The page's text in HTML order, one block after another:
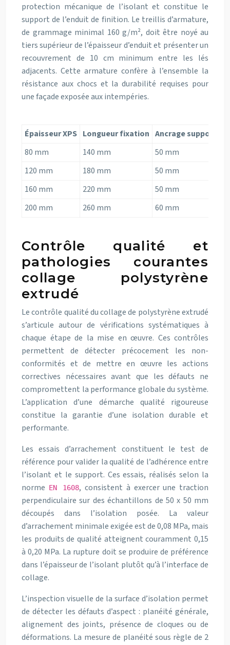
protection mécanique de l’isolant et constitue le
support de l’enduit de finition. Le treillis d’armature,
de grammage minimal 160 g/m², doit être noyé au
tiers supérieur de l’épaisseur d’enduit et présenter un
recouvrement de 10 cm minimum entre les lés
adjacents. Cette armature confère à l’ensemble la
résistance aux chocs et la durabilité requises pour
une façade exposée aux intempéries.
Épaisseur XPS Longueur fixation Ancrage support
80 mm
140 mm 50 mm
120 mm
180 mm 50 mm
160 mm
220 mm 50 mm
200 mm
260 mm 60 mm
Contrôle qualité et
pathologies courantes
collage polystyrène
extrudé
Le contrôle qualité du collage de polystyrène extrudé
s’articule autour de vérifications systématiques à
chaque étape de la mise en œuvre. Ces contrôles
permettent de détecter précocement les non-
conformités et de mettre en œuvre les actions
correctives nécessaires avant que les défauts ne
compromettent la performance globale du système.
L’application d’une démarche qualité rigoureuse
constitue la garantie d’une isolation durable et
performante.
Les essais d’arrachement constituent le test de
référence pour valider la qualité de l’adhérence entre
l’isolant et le support. Ces essais, réalisés selon la
norme EN 1608, consistent à exercer une traction
perpendiculaire sur des échantillons de 50 x 50 mm
découpés dans l’isolation posée. La valeur
d’arrachement minimale exigée est de 0,08 MPa, mais
les produits de qualité atteignent couramment 0,15
à 0,20 MPa. La rupture doit se produire de préférence
dans l’épaisseur de l’isolant plutôt qu’à l’interface de
collage.
L’inspection visuelle de la surface d’isolation permet
de détecter les défauts d’aspect : planéité générale,
alignement des joints, présence de cloques ou de
déformations. La mesure de planéité sous règle de 2